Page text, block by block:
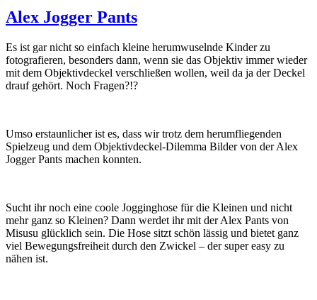
&
Liebe
Alex Jogger Pants
Es ist gar nicht so einfach kleine herumwuselnde Kinder zu
fotografieren, besonders dann, wenn sie das Objektiv immer wieder
mit dem Objektivdeckel verschließen wollen, weil da ja der Deckel
drauf gehört. Noch Fragen?!?
Umso erstaunlicher ist es, dass wir trotz dem herumfliegenden
Spielzeug und dem Objektivdeckel-Dilemma Bilder von der Alex
Jogger Pants machen konnten.
Sucht ihr noch eine coole Jogginghose für die Kleinen und nicht
mehr ganz so Kleinen? Dann werdet ihr mit der Alex Pants von
Misusu glücklich sein. Die Hose sitzt schön lässig und bietet ganz
viel Bewegungsfreiheit durch den Zwickel – der super easy zu
nähen ist.